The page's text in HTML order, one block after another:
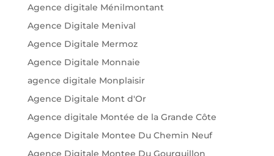
Agence digitale Ménilmontant
Agence Digitale Menival
Agence Digitale Mermoz
Agence Digitale Monnaie
agence digitale Monplaisir
Agence Digitale Mont d'Or
Agence digitale Montée de la Grande Côte
Agence Digitale Montee Du Chemin Neuf